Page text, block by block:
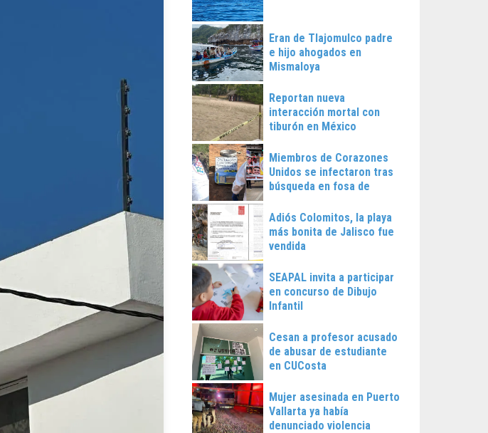
Eran de Tlajomulco padre
e hijo ahogados en
Mismaloya
Reportan nueva
interacción mortal con
tiburón en México
Miembros de Corazones
Unidos se infectaron tras
búsqueda en fosa de
Adiós Colomitos, la playa
más bonita de Jalisco fue
vendida
SEAPAL invita a participar
en concurso de Dibujo
Infantil
Cesan a profesor acusado
de abusar de estudiante
en CUCosta
Mujer asesinada en Puerto
Vallarta ya había
denunciado violencia